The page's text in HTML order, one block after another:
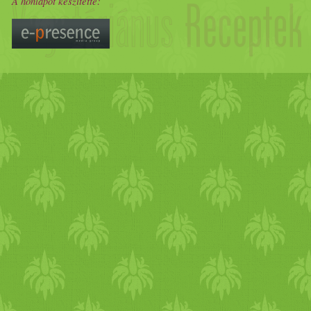
kókuszolajat, a vékonyra
reszelt sárgarépát,
narancshéjat és az aquafabát
(habbá vert csicseriborsólé
neve). Simára keverjük. Sűrű
masszát kell kapnunk. 16-
18cm átmérőjű, olajozott,
lisztezett kapcsos